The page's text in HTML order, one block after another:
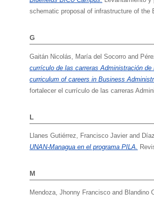
schematic proposal of infrastructure of the
G
Gaitán Nicolás, María del Socorro and
currículo de las carreras Administración
curriculum of careers in Business
fortalecer el currículo de las carreras
L
Llanes Gutiérrez, Francisco Javier and
UNAN-Managua en el programa PILA.
M
Mendoza, Jhonny Francisco and Blandino